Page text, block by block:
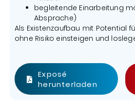
begleitende Einarbeitung
Absprache)
Als Existenzaufbau mit Potential
ohne Risiko einsteigen und
Exposé
herunterladen